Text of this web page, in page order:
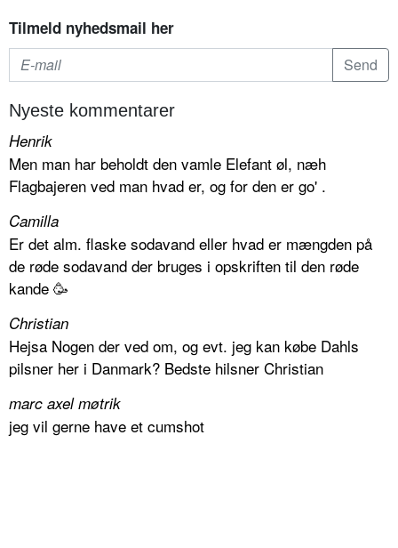
Tilmeld nyhedsmail her
Nyeste kommentarer
Henrik
Men man har beholdt den vamle Elefant øl, næh
Flagbajeren ved man hvad er, og for den er go' .
Camilla
Er det alm. flaske sodavand eller hvad er mængden på
de røde sodavand der bruges i opskriften til den røde
kande 🥳
Christian
Hejsa Nogen der ved om, og evt. jeg kan købe Dahls
pilsner her i Danmark? Bedste hilsner Christian
marc axel møtrik
jeg vil gerne have et cumshot